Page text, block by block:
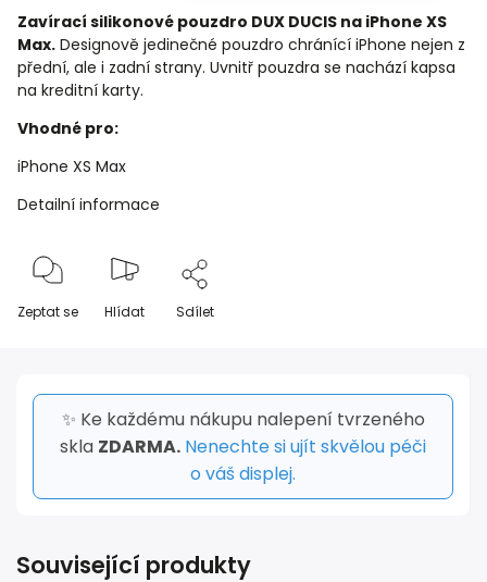
Zavírací silikonové pouzdro DUX DUCIS na iPhone XS
Max. Designově jedinečné pouzdro chránící iPhone nejen z
přední, ale i zadní strany. Uvnitř pouzdra se nachází kapsa
na kreditní karty.
Vhodné pro:
iPhone XS Max
Detailní informace
Zeptat se Hlídat Sdílet
✨ Ke každému nákupu nalepení tvrzeného
skla ZDARMA. Nenechte si ujít skvělou péči
o váš displej.
Související produkty